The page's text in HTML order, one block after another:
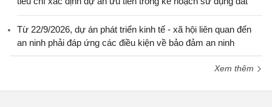
Từ 22/9/2026, dự án phát triển kinh tế - xã hội liên quan đến
an ninh phải đáp ứng các điều kiện về bảo đảm an ninh
Xem thêm